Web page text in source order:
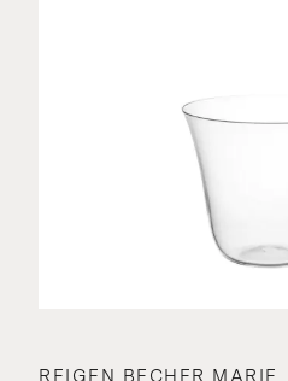
REIGEN BECHER MARIE